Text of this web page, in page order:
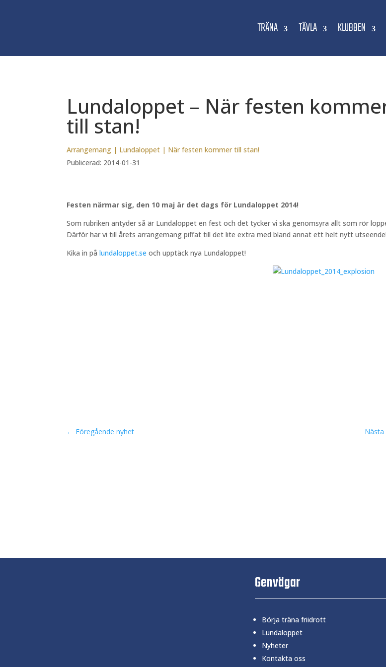
TRÄNA TÄVLA KLUBBEN
Lundaloppet – När festen
till stan!
Arrangemang | Lundaloppet | När festen kommer till stan!
Publicerad: 2014-01-31
Festen närmar sig, den 10 maj är det dags för Lundaloppet 2014!
Som rubriken antyder så är Lundaloppet en fest och det tycker vi ska genomsyra allt som rör
Därför har vi till årets arrangemang piffat till det lite extra med bland annat ett helt nytt utseende!
Kika in pålundaloppet.se och upptäck nya Lundaloppet!
← Föregående nyhet Nästa
Genvägar
Börja träna friidrott
Lundaloppet
Nyheter
Kontakta oss